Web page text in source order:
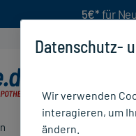
5€* für
Ratgeber
Datenschutz-
Wir verwenden
interagieren, um
ändern.